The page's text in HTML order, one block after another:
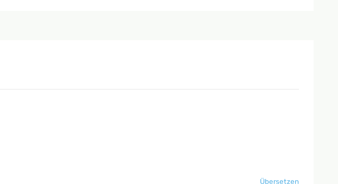
war auch sehr schnell und unkompliziert. Alles in allem top
Übersetzen